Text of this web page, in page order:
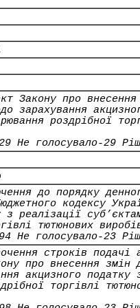
Закону про
зарахування
роздрібної
Не голосувало-29
до порядку
кодексу
з реалізації
тютюнових
Не голосувало-23
строків подачі
про внесення змін
акцизного податку
торгівлі